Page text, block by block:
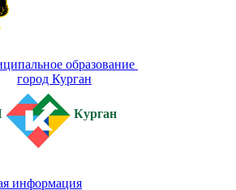
образование
город Курган
Курган
информация